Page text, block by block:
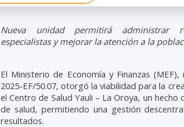
Nueva unidad permitirá administrar
especialistas y mejorar la atención a la
El Ministerio de Economía y Finanzas
2025-EF/50.07, otorgó la viabilidad para la
el Centro de Salud Yauli – La Oroya, un
de salud, permitiendo una gestión
resultados.